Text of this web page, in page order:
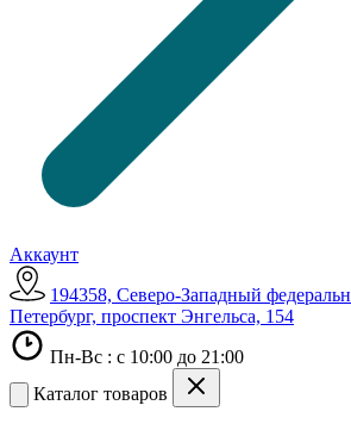
Аккаунт
194358, Северо-Западный
Петербург, проспект Энгельса, 154
Пн-Вс : с 10:00 до 21:00
Каталог товаров